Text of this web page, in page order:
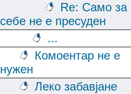
Re: Само за
себе не е пресуден
...
Комоентар не е
нужен
Леко забавјане